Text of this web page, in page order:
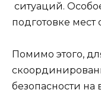
ситуаций.
подготовке мест
Помимо этого,
безопасности на